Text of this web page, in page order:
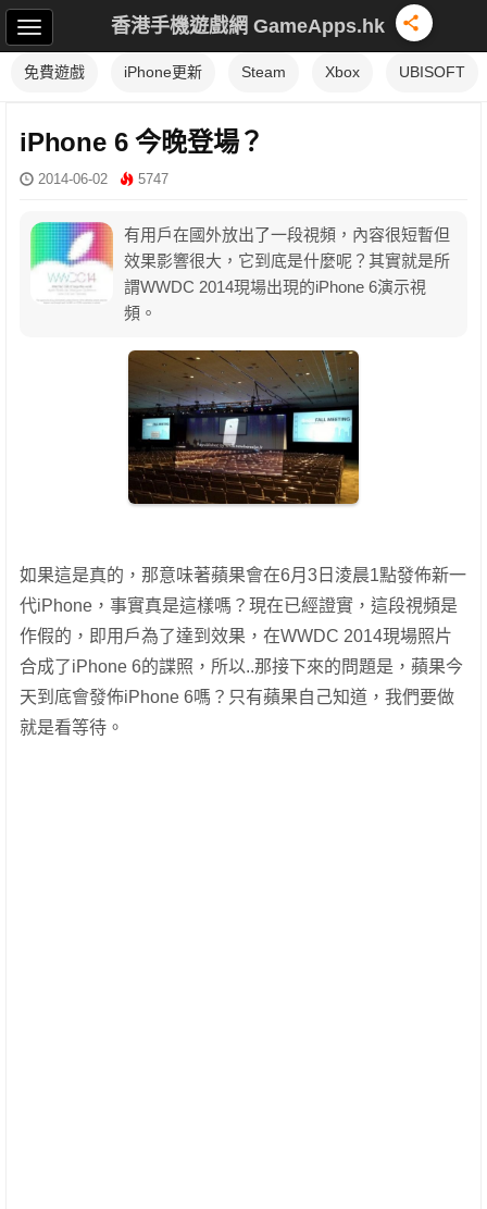
香港手機遊戲網 GameApps.hk
免費遊戲 iPhone更新 Steam Xbox UBISOFT
iPhone 6 今晚登場？
2014-06-02 5747
有用戶在國外放出了一段視頻，內容很短暫但
效果影響很大，它到底是什麼呢？其實就是所
謂WWDC 2014現場出現的iPhone 6演示視
頻。
如果這是真的，那意味著蘋果會在6月3日淩晨1點發佈新一
代iPhone，事實真是這樣嗎？現在已經證實，這段視頻是
作假的，即用戶為了達到效果，在WWDC 2014現場照片
合成了iPhone 6的諜照，所以..那接下來的問題是，蘋果今
天到底會發佈iPhone 6嗎？只有蘋果自己知道，我們要做
就是看等待。